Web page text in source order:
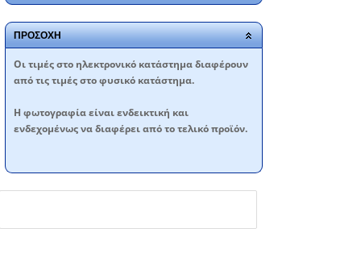
ΠΡΟΣΟΧΗ
Oι τιμές στο ηλεκτρονικό κατάστημα διαφέρουν
από τις τιμές στο φυσικό κατάστημα.
Η φωτογραφία είναι ενδεικτική και
ενδεχομένως να διαφέρει από το τελικό προϊόν.